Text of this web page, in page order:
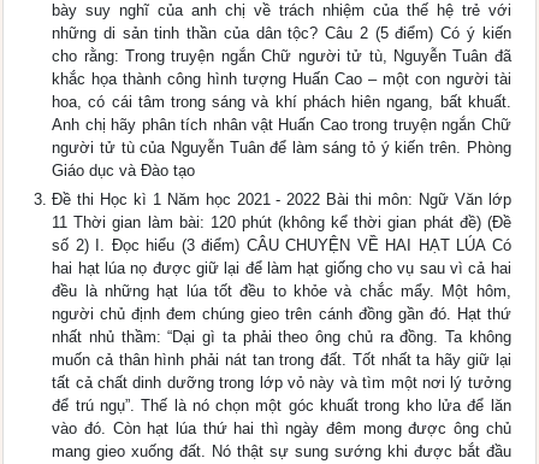
bày suy nghĩ của anh chị về trách nhiệm của thế hệ trẻ với
những di sản tinh thần của dân tộc? Câu 2 (5 điểm) Có ý kiến
cho rằng: Trong truyện ngắn Chữ người tử tù, Nguyễn Tuân đã
khắc họa thành công hình tượng Huấn Cao – một con người tài
hoa, có cái tâm trong sáng và khí phách hiên ngang, bất khuất.
Anh chị hãy phân tích nhân vật Huấn Cao trong truyện ngắn Chữ
người tử tù của Nguyễn Tuân để làm sáng tỏ ý kiến trên. Phòng
Giáo dục và Đào tạo
Đề thi Học kì 1 Năm học 2021 - 2022 Bài thi môn: Ngữ Văn lớp
11 Thời gian làm bài: 120 phút (không kể thời gian phát đề) (Đề
số 2) I. Đọc hiểu (3 điểm) CÂU CHUYỆN VỀ HAI HẠT LÚA Có
hai hạt lúa nọ được giữ lại để làm hạt giống cho vụ sau vì cả hai
đều là những hạt lúa tốt đều to khỏe và chắc mẩy. Một hôm,
người chủ định đem chúng gieo trên cánh đồng gần đó. Hạt thứ
nhất nhủ thầm: “Dại gì ta phải theo ông chủ ra đồng. Ta không
muốn cả thân hình phải nát tan trong đất. Tốt nhất ta hãy giữ lại
tất cả chất dinh dưỡng trong lớp vỏ này và tìm một nơi lý tưởng
để trú ngụ”. Thế là nó chọn một góc khuất trong kho lửa để lăn
vào đó. Còn hạt lúa thứ hai thì ngày đêm mong được ông chủ
mang gieo xuống đất. Nó thật sự sung sướng khi được bắt đầu